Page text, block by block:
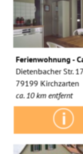
Ferienwohnung -
Dietenbacher Str.
79199 Kirchzarten
ca. 10 km entfernt